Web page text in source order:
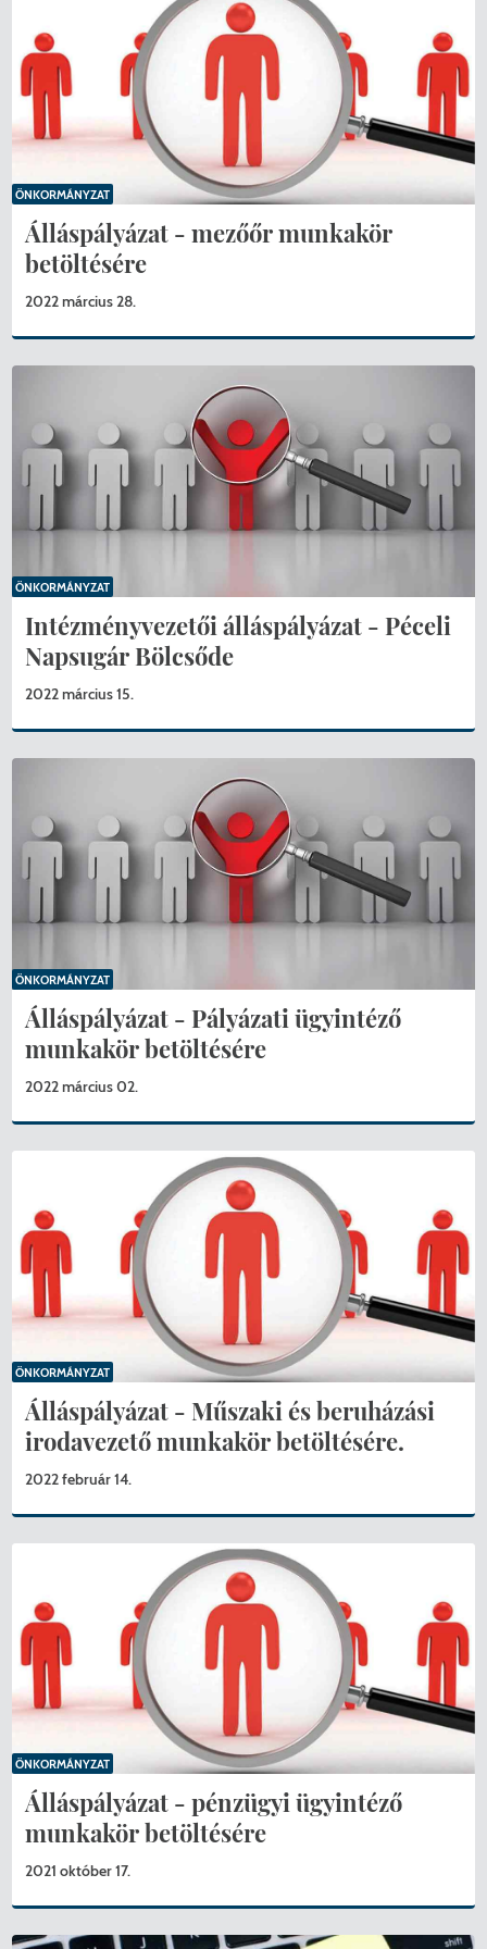
Álláspályázat - mezőőr munkakör
betöltésére
2022 március 28.
ÖNKORMÁNYZAT
Intézményvezetői álláspályázat - Péceli
Napsugár Bölcsőde
2022 március 15.
ÖNKORMÁNYZAT
Álláspályázat - Pályázati ügyintéző
munkakör betöltésére
2022 március 02.
ÖNKORMÁNYZAT
Álláspályázat - Műszaki és beruházási
irodavezető munkakör betöltésére.
2022 február 14.
ÖNKORMÁNYZAT
Álláspályázat - pénzügyi ügyintéző
munkakör betöltésére
2021 október 17.
ÖNKORMÁNYZAT